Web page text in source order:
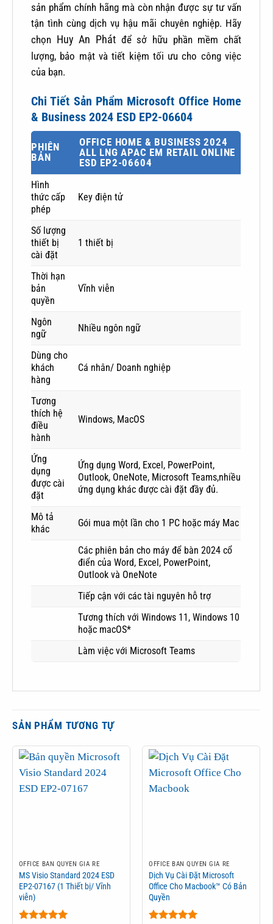
sản phẩm chính hãng mà còn nhận được sự tư vấn
tận tình cùng dịch vụ hậu mãi chuyên nghiệp. Hãy
chọn Huy An Phát để sở hữu phần mềm chất
lượng, bảo mật và tiết kiệm tối ưu cho công việc
của bạn.
Chi Tiết Sản Phẩm Microsoft Office Home
& Business 2024 ESD EP2-06604
PHIÊN
BẢN
OFFICE HOME & BUSINESS 2024
ALL LNG APAC EM RETAIL ONLINE
ESD EP2-06604
Hình
thức cấp
phép
Key điện tử
Số lượng
thiết bị
cài đặt
1 thiết bị
Thời hạn
bản
quyền
Vĩnh viễn
Ngôn
ngữ
Nhiều ngôn ngữ
Dùng cho
khách
hàng
Cá nhân/ Doanh nghiệp
Tương
thích hệ
điều
hành
Windows, MacOS
Ứng
dụng
được cài
đặt
Ứng dụng Word, Excel, PowerPoint,
Outlook, OneNote, Microsoft Teams,nhiều
ứng dụng khác được cài đặt đầy đủ.
Mô tả
khác
Gói mua một lần cho 1 PC hoặc máy Mac
Các phiên bản cho máy để bàn 2024 cổ
điển của Word, Excel, PowerPoint,
Outlook và OneNote
Tiếp cận với các tài nguyên hỗ trợ
Tương thích với Windows 11, Windows 10
hoặc macOS*
Làm việc với Microsoft Teams
SẢN PHẨM TƯƠNG TỰ
OFFICE BẢN QUYỀN GIÁ RẺ
MS Visio Standard 2024 ESD
EP2-07167 (1 Thiết bị/ Vĩnh
viễn)
OFFICE BẢN QUYỀN GIÁ RẺ
Dịch Vụ Cài Đặt Microsoft
Office Cho Macbook™ Có Bản
Quyền